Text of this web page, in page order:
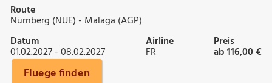
Route
Nürnberg (NUE) - Malaga (AGP)
Datum
01.02.2027 - 08.02.2027
Airline
FR
Preis
ab 116,00 €
Fluege finden